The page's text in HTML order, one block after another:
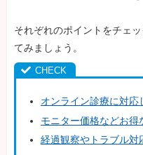
それぞれのポイントをチェ
てみましょう。
オンライン診療に対応
モニター価格などお得
経過観察やトラブル対